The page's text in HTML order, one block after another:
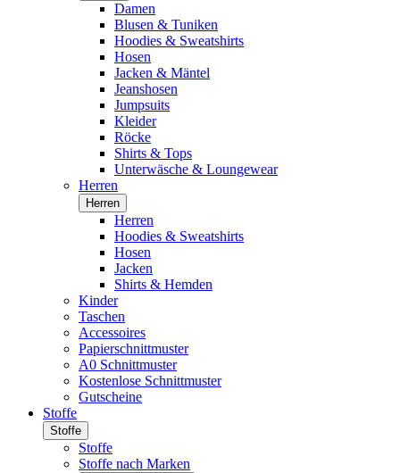
Damen
Blusen & Tuniken
Hoodies & Sweatshirts
Hosen
Jacken & Mäntel
Jeanshosen
Jumpsuits
Kleider
Röcke
Shirts & Tops
Unterwäsche & Loungewear
Herren
Herren
Herren
Hoodies & Sweatshirts
Hosen
Jacken
Shirts & Hemden
Kinder
Taschen
Accessoires
Papierschnittmuster
A0 Schnittmuster
Kostenlose Schnittmuster
Gutscheine
Stoffe
Stoffe
Stoffe
Stoffe nach Marken